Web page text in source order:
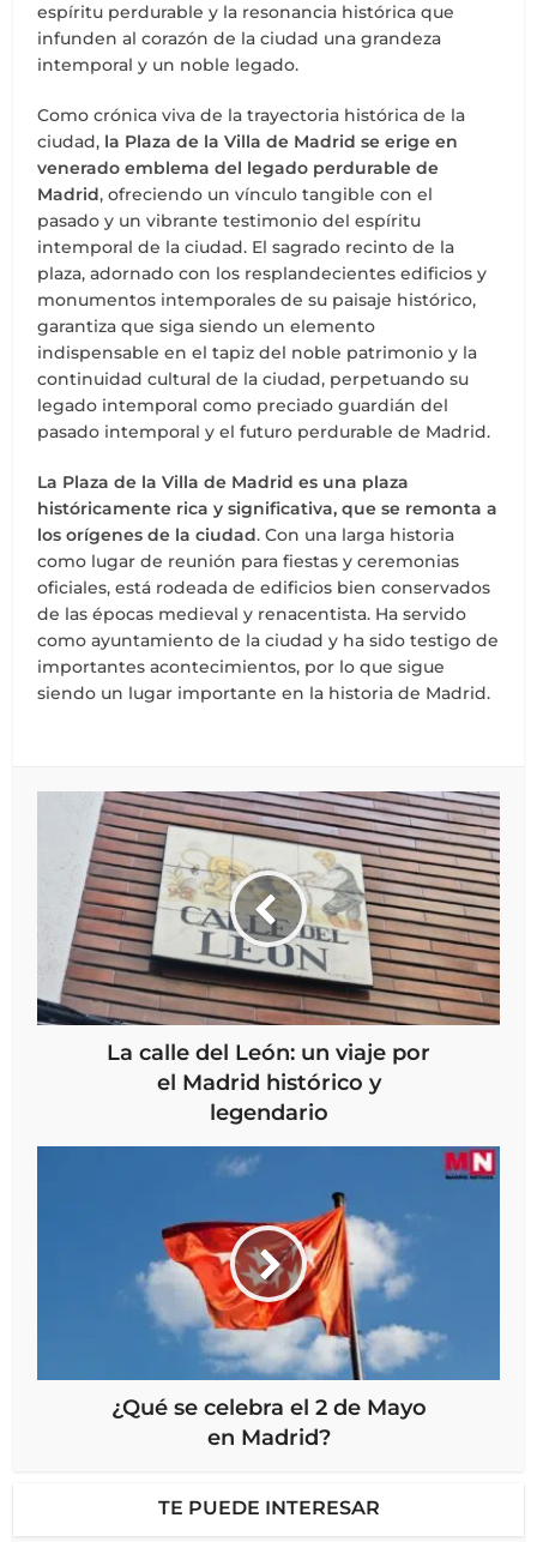
espíritu perdurable y la resonancia histórica que
infunden al corazón de la ciudad una grandeza
intemporal y un noble legado.
Como crónica viva de la trayectoria histórica de la
ciudad, la Plaza de la Villa de Madrid se erige en
venerado emblema del legado perdurable de
Madrid, ofreciendo un vínculo tangible con el
pasado y un vibrante testimonio del espíritu
intemporal de la ciudad. El sagrado recinto de la
plaza, adornado con los resplandecientes edificios y
monumentos intemporales de su paisaje histórico,
garantiza que siga siendo un elemento
indispensable en el tapiz del noble patrimonio y la
continuidad cultural de la ciudad, perpetuando su
legado intemporal como preciado guardián del
pasado intemporal y el futuro perdurable de Madrid.
La Plaza de la Villa de Madrid es una plaza
históricamente rica y significativa, que se remonta a
los orígenes de la ciudad. Con una larga historia
como lugar de reunión para fiestas y ceremonias
oficiales, está rodeada de edificios bien conservados
de las épocas medieval y renacentista. Ha servido
como ayuntamiento de la ciudad y ha sido testigo de
importantes acontecimientos, por lo que sigue
siendo un lugar importante en la historia de Madrid.
La calle del León: un viaje por
el Madrid histórico y
legendario
¿Qué se celebra el 2 de Mayo
en Madrid?
TE PUEDE INTERESAR